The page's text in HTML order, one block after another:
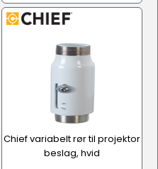
Chief variabelt rør til projektor
beslag, hvid